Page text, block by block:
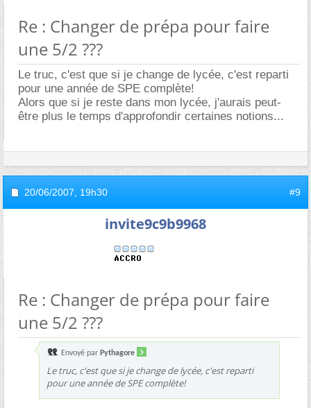
Re : Changer de prépa pour faire
une 5/2 ???
Le truc, c'est que si je change de lycée, c'est reparti
pour une année de SPE complète!
Alors que si je reste dans mon lycée, j'aurais peut-
être plus le temps d'approfondir certaines notions...
20/06/2007, 19h30 #9
invite9c9b9968
Re : Changer de prépa pour faire
une 5/2 ???
Envoyé par Pythagore
Le truc, c'est que si je change de lycée, c'est reparti
pour une année de SPE complète!